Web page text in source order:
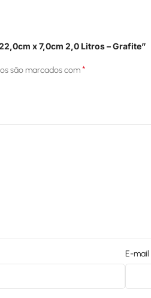
x 7,0cm 2,0 Litros – Grafite”
são marcados com*
E-mail